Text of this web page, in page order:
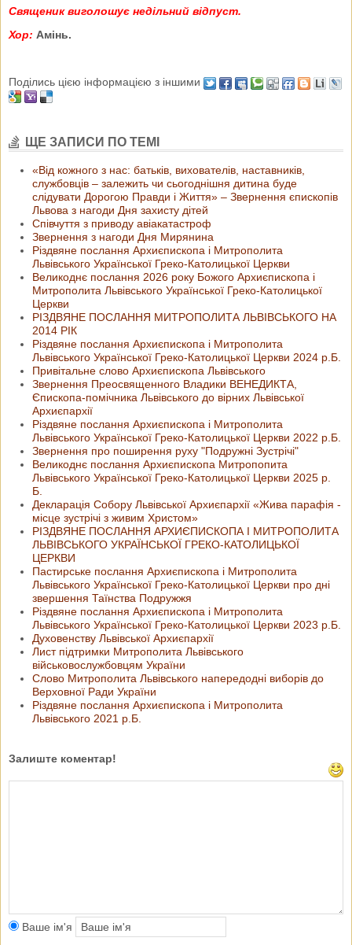
Священик виголошує недільний відпуст.
Хор: Амінь.
Поділись цією інформацією з іншими
ЩЕ ЗАПИСИ ПО ТЕМІ
«Від кожного з нас: батьків, вихователів, наставників,
службовців – залежить чи сьогоднішня дитина буде
слідувати Дорогою Правди і Життя» – Звернення єпископів
Львова з нагоди Дня захисту дітей
Співчуття з приводу авіакатастроф
Звернення з нагоди Дня Мирянина
Різдвяне послання Архиєпископа і Митрополита
Львівського Української Греко-Католицької Церкви
Великоднє послання 2026 року Божого Архиєпископа і
Митрополита Львівського Української Греко-Католицької
Церкви
РІЗДВЯНЕ ПОСЛАННЯ МИТРОПОЛИТА ЛЬВІВСЬКОГО НА
2014 РІК
Різдвяне послання Архиєпископа і Митрополита
Львівського Української Греко-Католицької Церкви 2024 р.Б.
Привітальне слово Архиєпископа Львівського
Звернення Преосвященного Владики ВЕНЕДИКТА,
Єпископа-помічника Львівського до вірних Львівської
Архиєпархії
Різдвяне послання Архиєпископа і Митрополита
Львівського Української Греко-Католицької Церкви 2022 р.Б.
Звернення про поширення руху "Подружні Зустрічі"
Великоднє послання Архиєпископа Митропопита
Львівського Української Греко-Католицької Церкви 2025 р.
Б.
Декларація Собору Львівської Архиєпархії «Жива парафія -
місце зустрічі з живим Христом»
РІЗДВЯНЕ ПОСЛАННЯ АРХИЄПИСКОПА І МИТРОПОЛИТА
ЛЬВІВСЬКОГО УКРАЇНСЬКОЇ ГРЕКО-КАТОЛИЦЬКОЇ
ЦЕРКВИ
Пастирське послання Архиєпископа і Митрополита
Львівського Української Греко-Католицької Церкви про дні
звершення Таїнства Подружжя
Різдвяне послання Архиєпископа і Митрополита
Львівського Української Греко-Католицької Церкви 2023 р.Б.
Духовенству Львівської Архиєпархії
Лист підтримки Митрополита Львівського
військовослужбовцям України
Слово Митрополита Львівського напередодні виборів до
Верховної Ради України
Різдвяне послання Архиєпископа і Митрополита
Львівського 2021 р.Б.
Залиште коментар!
Ваше ім'я